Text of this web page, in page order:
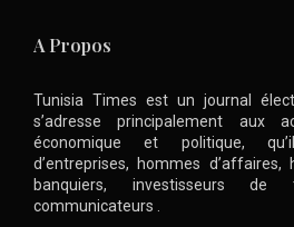
A Propos
Tunisia Times est un journal
s’adresse principalement aux
économique et politique,
d’entreprises, hommes d’affaires,
banquiers, investisseurs
communicateurs .